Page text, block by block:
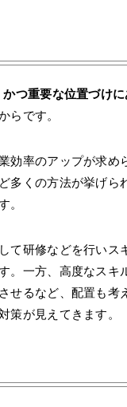
つ重要な位置づけ
らです。
効率のアップが求
多くの方法が挙げ
。
て研修などを行いス
。一方、高度なス
せるなど、配置も考
策が見えてきます。